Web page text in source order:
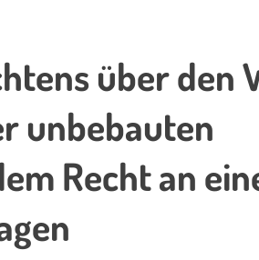
über den
unbebauten
Recht an